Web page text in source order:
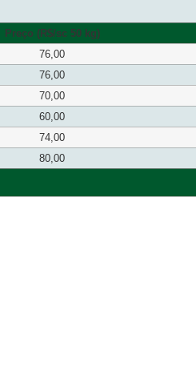
Preço (R$/sc 50 kg)
76,00
76,00
70,00
60,00
74,00
80,00